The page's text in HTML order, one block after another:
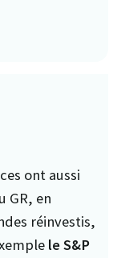
ont aussi
GR, en
réinvestis,
le S&P